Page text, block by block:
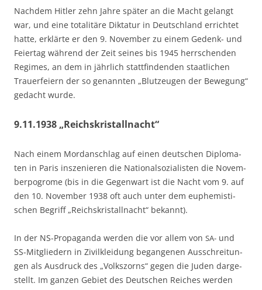
Nach­dem Hit­ler zehn Jah­re spä­ter an die Macht gelangt
war, und eine tota­li­tä­re Dik­ta­tur in Deutsch­land errich­tet
hat­te, erklär­te er den 9. Novem­ber zu einem Gedenk- und
Fei­er­tag wäh­rend der Zeit sei­nes bis 1945 herr­schen­den
Regimes, an dem in jähr­lich statt­fin­den­den staat­li­chen
Trau­er­fei­ern der so genann­ten „Blut­zeu­gen der Bewe­gung“
gedacht wurde.
9.11.1938 „Reichskristallnacht“
Nach einem Mord­an­schlag auf einen deut­schen Diplo­ma­
ten in Paris insze­nie­ren die Natio­nal­so­zia­lis­ten die Novem­
ber­po­gro­me (bis in die Gegen­wart ist die Nacht vom 9. auf
den 10. Novem­ber 1938 oft auch unter dem euphe­mis­ti­
schen Begriff „Reichs­kris­tall­nacht“ bekannt).
In der NS-Pro­pa­gan­da wer­den die vor allem von SA- und
SS-Mit­glie­dern in Zivil­klei­dung began­ge­nen Aus­schrei­tun­
gen als Aus­druck des „Volks­zorns“ gegen die Juden dar­ge­
stellt. Im gan­zen Gebiet des Deut­schen Rei­ches wer­den